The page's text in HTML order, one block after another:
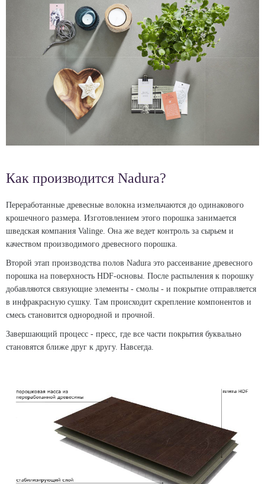
Как производится Nadura?
Переработанные древесные волокна измельчаются до одинакового
крошечного размера. Изготовлением этого порошка занимается
шведская компания Valinge. Она же ведет контроль за сырьем и
качеством производимого древесного порошка.
Второй этап производства полов Nadura это рассеивание древесного
порошка на поверхность HDF-основы. После распыления к порошку
добавляются связующие элементы - смолы - и покрытие отправляется
в инфракрасную сушку. Там происходит скрепление компонентов и
смесь становится однородной и прочной.
Завершающий процесс - пресс, где все части покрытия буквально
становятся ближе друг к другу. Навсегда.